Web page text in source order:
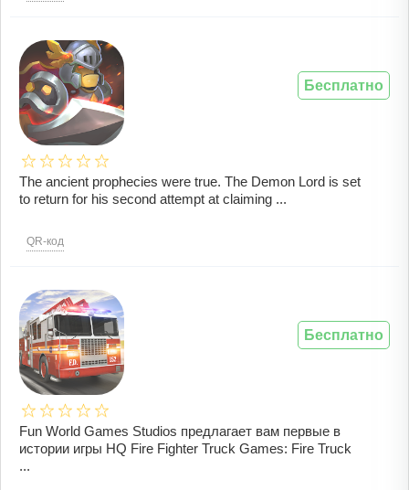
The ancient prophecies were true. The Demon Lord is set
to return for his second attempt at claiming ...
QR-код
Бесплатно
Fun World Games Studios предлагает вам первые в
истории игры HQ Fire Fighter Truck Games: Fire Truck
...
Бесплатно